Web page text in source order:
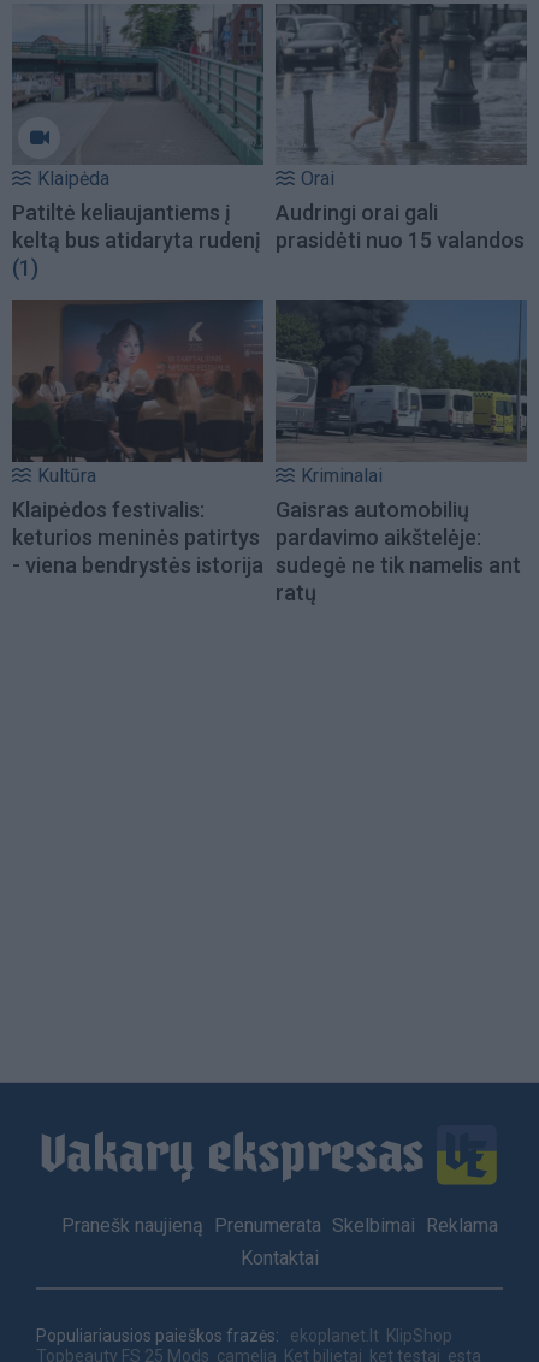
Klaipėda
Patiltė keliaujantiems į
keltą bus atidaryta rudenį
(1)
Orai
Audringi orai gali
prasidėti nuo 15 valandos
Kultūra
Klaipėdos festivalis:
keturios meninės patirtys
- viena bendrystės istorija
Kriminalai
Gaisras automobilių
pardavimo aikštelėje:
sudegė ne tik namelis ant
ratų
Footer
Pranešk naujieną Prenumerata Skelbimai
Reklama
Kontaktai
Populiariausios paieškos frazės: ekoplanet.lt KlipShop
Topbeauty FS 25 Mods camelia Ket bilietai ket testai esta